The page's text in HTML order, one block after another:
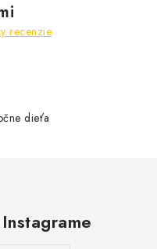
recenzie
dieťa